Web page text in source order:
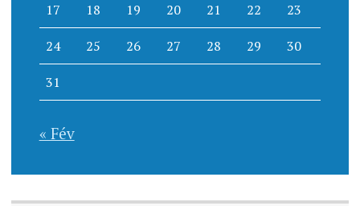
17 18 19 20 21 22 23
24 25 26 27 28 29 30
31
« Fév